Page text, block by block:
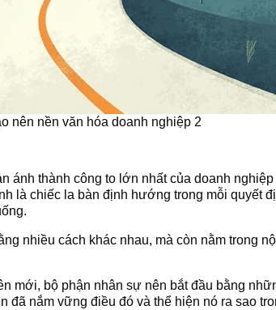
nên nền văn hóa doanh nghiệp 2
thành công to lớn nhất của doanh
là chiếc la bàn định hướng trong mỗi quyết
nhiều cách khác nhau, mà còn nằm trong
mới, bộ phận nhân sự nên bắt đầu bằng
nắm vững điều đó và thể hiện nó ra sao